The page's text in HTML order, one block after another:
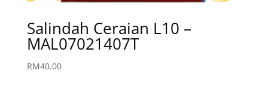
Salindah Ceraian L10 –
MAL07021407T
RM40.00